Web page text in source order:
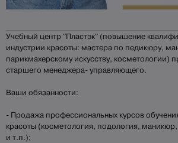
Учебный центр "Пластэк" (повышение
индустрии красоты: мастера по педикюру‚
парикмахерскому искусству‚ косметологии)
старшего менеджера- управляющего.
Ваши обязанности:
- Продажа профессиональных курсов
красоты (косметология‚ подология‚
и т.п.);